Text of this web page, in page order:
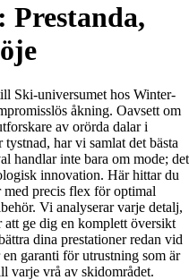
Prestanda,
Ski-universumet hos Winter-
åkning. Oavsett om
av orörda dalar i
har vi samlat det bästa
handlar inte bara om mode; det
innovation. Här hittar du
precis flex för optimal
Vi analyserar varje detalj,
ge dig en komplett översikt
dina prestationer redan vid
garanti för utrustning som är
varje vrå av skidområdet.